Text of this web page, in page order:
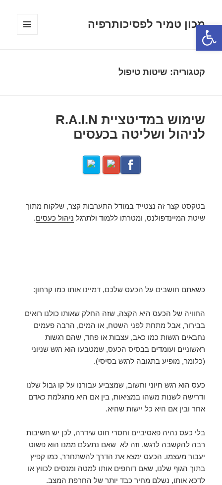
פתח סרגל נגישות
מכון טמיר לפסיכותרפיה
קטגוריה: שיטות טיפול
שימוש במדיטציית R.A.I.N
לניהול ושליטה בכעסים
בטקסט קצר זה נצטייד במודל התערבות קצר, שלקוח מתוך
שיטת המיינדפולנס, ומטרתו ללמוד ולתרגל ניהול כעסים.
כשאתם חושבים על הכעס שלכם, דמיינו אותו כמו קרחון:
החוויה של הכעס היא הקצה, שזה החלק שאותו כולנו רואים
בבירור, אבל מתחת לפני השטח, או המים, הרבה פעמים
נחבאים רגשות כמו כאב, עצבות או פחד, שהם רגשות
ראשוניים ועומדים בבסיס הכעס, שמטבעו הוא רגש שניוני
(כלומר, מופיע בתגובה לרגש בסיסי).
כעס הוא רגש חיוני וחשוב, שמצביע עבורנו על קו גבול שלנו
ודרישה לשנות משהו במציאות, בין אם היא מתגלמת כאדם
אחר ובין אם היא כל יישות שהיא.
בלי כעס נהיה פאסיביים וחסרי חוט שידרה, לכן יש חשיבות
רבה להקשבה לרגש. וזה לא שאם נתעלם ממנו הוא פשוט
יעבור מעצמו. הכעס ימצא את הדרך להשתחרר, כמו קפיץ
בתוך הגוף שלנו, שאם דוחפים אותו למטה ומנסים לכווץ או
לדכא אותו, נשלם מחיר כבד יותר של החרפת המצב.